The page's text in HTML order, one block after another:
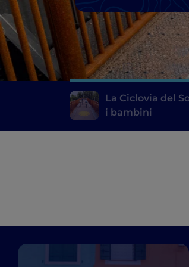
La Ciclovia del
i bambini